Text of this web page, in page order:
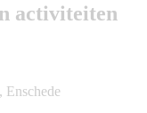
activiteiten
Enschede